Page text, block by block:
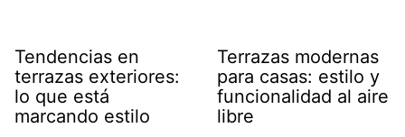
Tendencias en
terrazas exteriores:
lo que está
marcando estilo
Terrazas modernas
para casas: estilo y
funcionalidad al aire
libre